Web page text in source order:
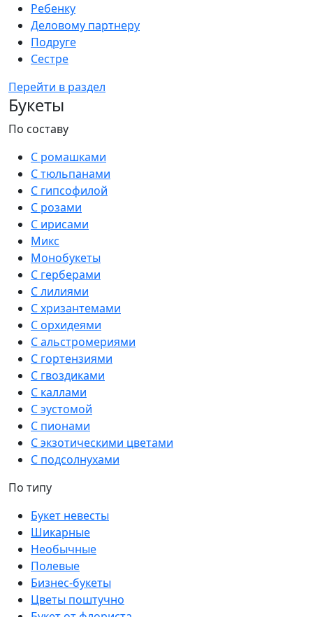
Ребенку
Деловому партнеру
Подруге
Сестре
Перейти в раздел
Букеты
По составу
С ромашками
С тюльпанами
С гипсофилой
С розами
С ирисами
Микс
Монобукеты
С герберами
С лилиями
С хризантемами
С орхидеями
С альстромериями
С гортензиями
С гвоздиками
С каллами
С эустомой
С пионами
С экзотическими цветами
С подсолнухами
По типу
Букет невесты
Шикарные
Необычные
Полевые
Бизнес-букеты
Цветы поштучно